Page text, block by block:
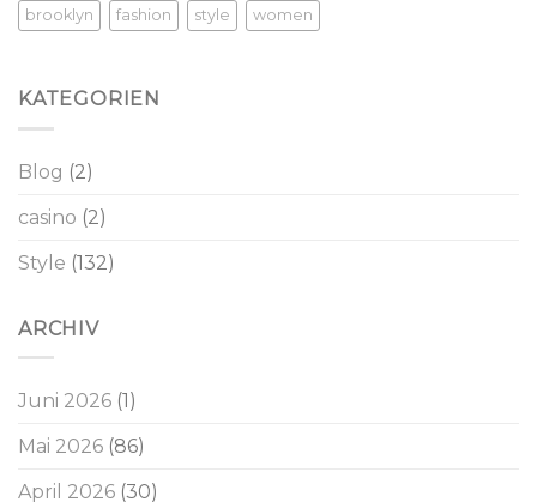
brooklyn fashion style women
KATEGORIEN
Blog (2)
casino (2)
Style (132)
ARCHIV
Juni 2026 (1)
Mai 2026 (86)
April 2026 (30)